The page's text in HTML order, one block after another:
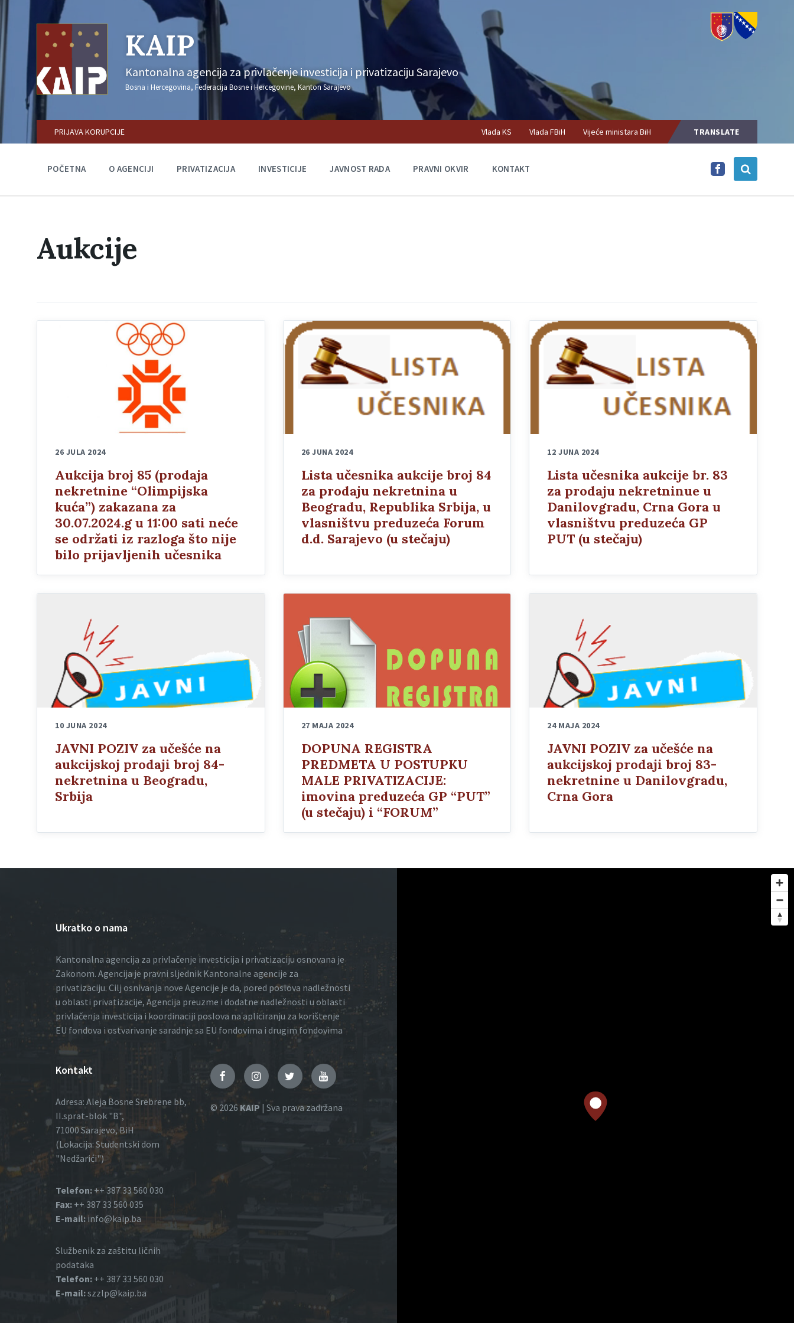
KAIP
Kantonalna agencija za privlačenje investicija i privatizaciju Sarajevo
Bosna i Hercegovina, Federacija Bosne i Hercegovine, Kanton Sarajevo
PRIJAVA KORUPCIJE Vlada KS Vlada FBiH Vijeće ministara BiH TRANSLATE
POČETNA O AGENCIJI PRIVATIZACIJA INVESTICIJE JAVNOST RADA PRAVNI OKVIR KONTAKT
Aukcije
26 JULA 2024
Aukcija broj 85 (prodaja
nekretnine “Olimpijska
kuća”) zakazana za
30.07.2024.g u 11:00 sati neće
se održati iz razloga što nije
bilo prijavljenih učesnika
26 JUNA 2024
Lista učesnika aukcije broj 84
za prodaju nekretnina u
Beogradu, Republika Srbija, u
vlasništvu preduzeća Forum
d.d. Sarajevo (u stečaju)
12 JUNA 2024
Lista učesnika aukcije br. 83
za prodaju nekretninue u
Danilovgradu, Crna Gora u
vlasništvu preduzeća GP
PUT (u stečaju)
10 JUNA 2024
JAVNI POZIV za učešće na
aukcijskoj prodaji broj 84-
nekretnina u Beogradu,
Srbija
27 MAJA 2024
DOPUNA REGISTRA
PREDMETA U POSTUPKU
MALE PRIVATIZACIJE:
imovina preduzeća GP “PUT”
(u stečaju) i “FORUM”
24 MAJA 2024
JAVNI POZIV za učešće na
aukcijskoj prodaji broj 83-
nekretnine u Danilovgradu,
Crna Gora
Ukratko o nama
Kantonalna agencija za privlačenje investicija i privatizaciju osnovana je
Zakonom. Agencija je pravni sljednik Kantonalne agencije za
privatizaciju. Cilj osnivanja nove Agencije je da, pored poslova nadležnosti
u oblasti privatizacije, Agencija preuzme i dodatne nadležnosti u oblasti
privlačenja investicija i koordinaciji poslova na apliciranju za korištenje
EU fondova i ostvarivanje saradnje sa EU fondovima i drugim fondovima
Kontakt
Adresa: Aleja Bosne Srebrene bb,
II.sprat-blok "B",
71000 Sarajevo, BiH
(Lokacija: Studentski dom
"Nedžarići")
Telefon:++ 387 33 560 030
Fax:++ 387 33 560 035
E-mail:info@kaip.ba
Službenik za zaštitu ličnih
podataka
Telefon:++ 387 33 560 030
E-mail:szzlp@kaip.ba
FacebookInstagramTwitter YouTube
© 2026 KAIP| Sva prava zadržana